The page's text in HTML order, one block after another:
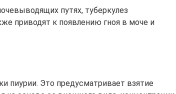
путях, туберкулез
приводят к появлению гноя в моче и
пиурии. Это предусматривает взятие